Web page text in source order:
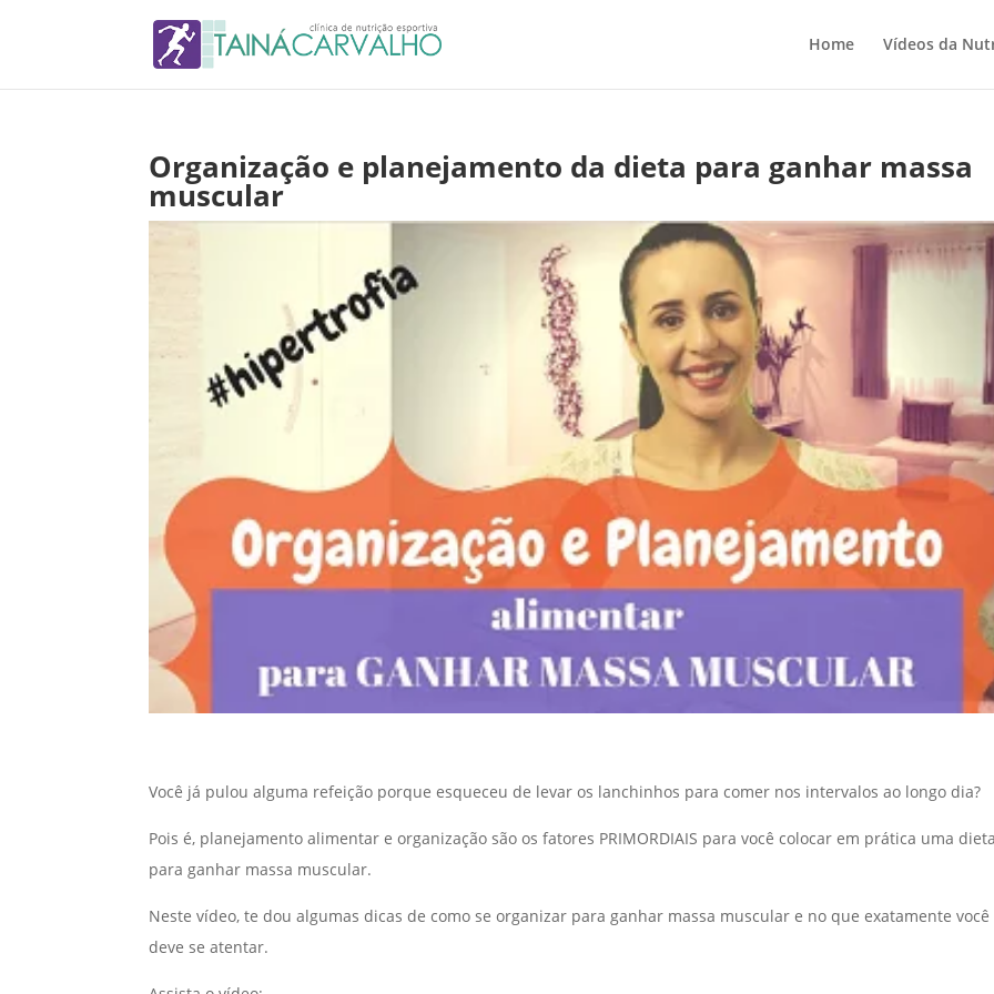
Home Vídeos da
Organização e planejamento da dieta para ganhar massa
muscular
Você já pulou alguma refeição porque esqueceu de levar os lanchinhos para comer nos intervalos ao longo dia?
Pois é, planejamento alimentar e organização são os fatores PRIMORDIAIS para você colocar em prática uma
para ganhar massa muscular.
Neste vídeo, te dou algumas dicas de como se organizar para ganhar massa muscular e no que exatamente você
deve se atentar.